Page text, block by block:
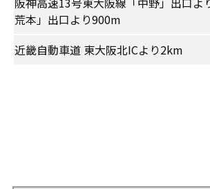
荒本」出口より900m
近畿自動車道 東大阪北ICより2km